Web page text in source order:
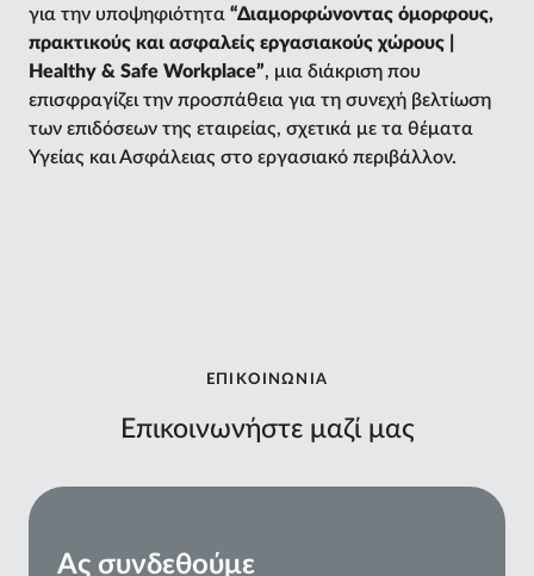
για την υποψηφιότητα “Διαμορφώνοντας όμορφους,
πρακτικούς και ασφαλείς εργασιακούς χώρους |
Healthy & Safe Workplace”, μια διάκριση που
επισφραγίζει την προσπάθεια για τη συνεχή βελτίωση
των επιδόσεων της εταιρείας, σχετικά με τα θέματα
Υγείας και Ασφάλειας στο εργασιακό περιβάλλον.
ΕΠΙΚΟΙΝΩΝΙΑ
Επικοινωνήστε μαζί μας
Ας συνδεθούμε